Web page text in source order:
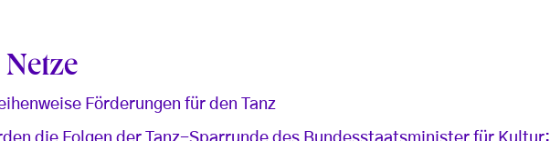
Förderungen für den Tanz